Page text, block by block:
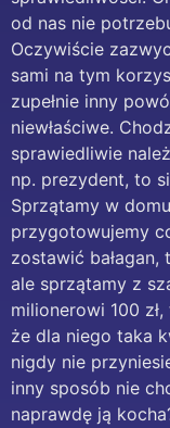
od nas nie
Oczywiście
sami na tym
zupełnie inny
niewłaściwe.
sprawiedliwie
np. prezydent, to
Sprzątamy w
przygotowujemy
zostawić
ale sprzątamy z
milionerowi 100
że dla niego taka
nigdy nie
inny sposób nie
naprawdę ją